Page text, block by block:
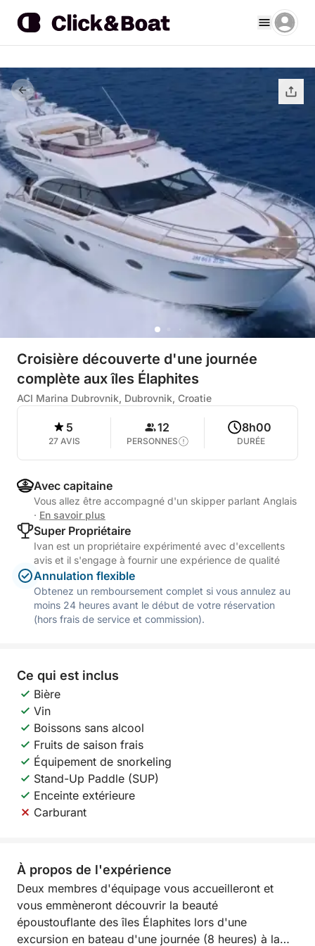
Croisière découverte d'une journée
complète aux îles Élaphites
ACI Marina Dubrovnik, Dubrovnik, Croatie
5
27 AVIS
12
PERSONNES
8h00
DURÉE
Avec capitaine
Vous allez être accompagné d'un skipper parlant Anglais
· En savoir plus
Super Propriétaire
Ivan est un propriétaire expérimenté avec d'excellents
avis et il s'engage à fournir une expérience de qualité
Annulation flexible
Obtenez un remboursement complet si vous annulez au
moins 24 heures avant le début de votre réservation
(hors frais de service et commission).
Ce qui est inclus
Bière
Vin
Boissons sans alcool
Fruits de saison frais
Équipement de snorkeling
Stand-Up Paddle (SUP)
Enceinte extérieure
Carburant
À propos de l'expérience
Deux membres d'équipage vous accueilleront et
vous emmèneront découvrir la beauté
époustouflante des îles Élaphites lors d'une
excursion en bateau d'une journée (8 heures) à la